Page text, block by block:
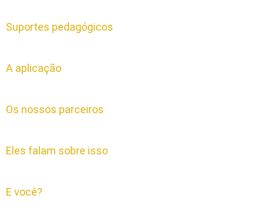
Suportes pedagógicos
A aplicação
Os nossos parceiros
Eles falam sobre isso
E você?